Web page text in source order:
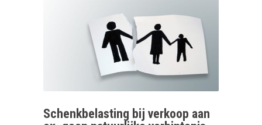
Schenkbelasting bij verkoop aan